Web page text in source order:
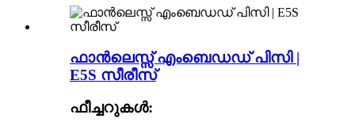
ഫാൻലെസ്സ് എംബെഡഡ് പിസി |
E5S സീരീസ്
ഫീച്ചറുകൾ: